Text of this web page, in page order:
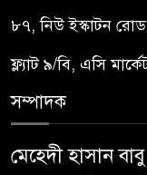
৮৭, নিউ ইস্কাটন
ফ্ল্যাট ৯/বি, এসি
সম্পাদক
মেহেদী হাসান বাবু